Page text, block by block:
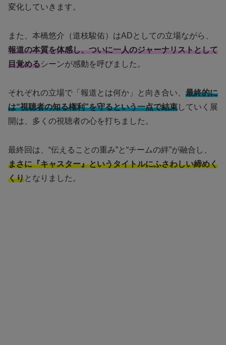
変化していきます。
また、本橋悠介（道枝駿佑）はADとしての立場ながら、
報道の本質を体感し、ついに一人のジャーナリストとして
目覚めるシーンが感動を呼びました。
それぞれの立場で「報道とは何か」と向き合い、 最終的に
は“視聴者の知る権利”を守るという一点で結束していく展
開は、多くの視聴者の心を打ちました。
最終回は、“伝えることの重み”と“チームの絆”が融合し、
まさに『キャスター』というタイトルにふさわしい締めく
くりとなりました。